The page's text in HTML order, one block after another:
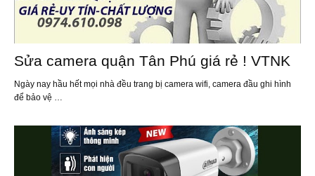
Sửa camera quận Tân Phú giá rẻ ! VTNK
Ngày nay hầu hết mọi nhà đều trang bị camera wifi, camera đầu ghi hình
để bảo vệ …